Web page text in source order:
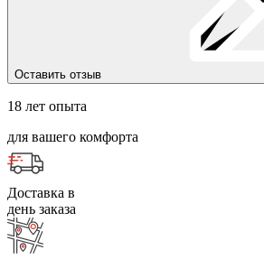
Оставить отзыв
18 лет опыта
для вашего комфорта
Доставка в
день заказа